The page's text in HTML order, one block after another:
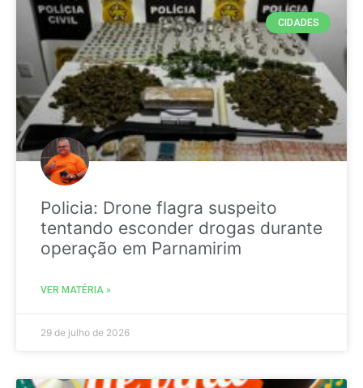
CIDADES
Policia: Drone flagra suspeito
tentando esconder drogas durante
operação em Parnamirim
VER MATÉRIA »
29 de julho de 2026